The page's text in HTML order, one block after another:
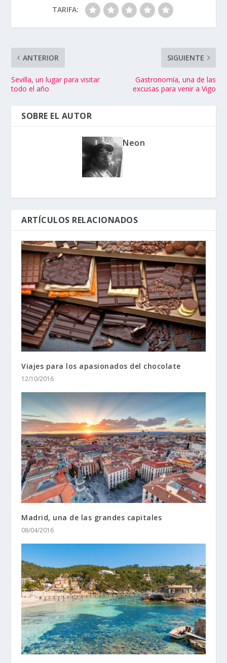
TARIFA:
ANTERIOR
Sevilla, un lugar para visitar
todo el año
SIGUIENTE
Gastronomía, una de las
excusas para venir a Vigo
SOBRE EL AUTOR
Neon
ARTÍCULOS RELACIONADOS
Viajes para los apasionados del chocolate
12/10/2016
Madrid, una de las grandes capitales
08/04/2016